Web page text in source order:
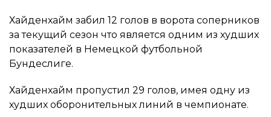
Хайденхайм забил 12 голов в ворота соперников
за текущий сезон что является одним из худших
показателей в Немецкой футбольной
Бундеслиге.
Хайденхайм пропустил 29 голов, имея одну из
худших оборонительных линий в чемпионате.